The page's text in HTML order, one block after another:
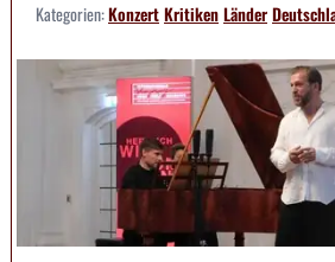
Kategorien:KonzertKritikenLänder